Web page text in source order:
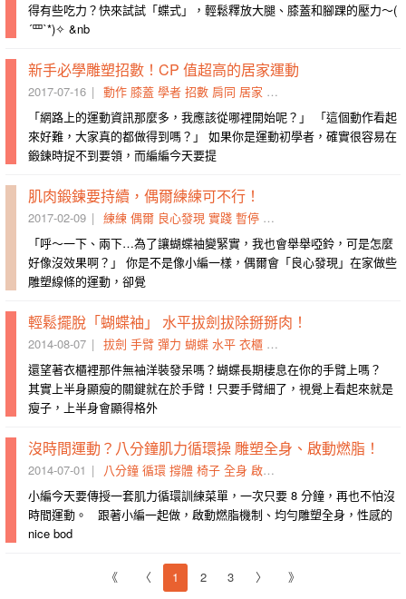
得有些吃力？快來試試「蝶式」，輕鬆釋放大腿、膝蓋和腳踝的壓力～(
´罒`*)✧ &nb
新手必學雕塑招數！CP 值超高的居家運動
2017-07-16 動作 膝蓋 學者 招數 肩同 居家 彈力
「網路上的運動資訊那麼多，我應該從哪裡開始呢？」 「這個動作看起
來好難，大家真的都做得到嗎？」 如果你是運動初學者，確實很容易在
鍛鍊時捉不到要領，而編編今天要提
肌肉鍛鍊要持續，偶爾練練可不行！
2017-02-09 練練 偶爾 良心發現 實踐 暫停 練好
「呼～一下、兩下…為了讓蝴蝶袖變緊實，我也會舉舉啞鈴，可是怎麼
好像沒效果啊？」 你是不是像小編一樣，偶爾會「良心發現」在家做些
雕塑線條的運動，卻覺
輕鬆擺脫「蝴蝶袖」 水平拔劍拔除掰掰肉！
2014-08-07 拔劍 手臂 彈力 蝴蝶 水平 衣櫃 棲息
還望著衣櫃裡那件無袖洋裝發呆嗎？蝴蝶長期棲息在你的手臂上嗎？
其實上半身顯瘦的關鍵就在於手臂！只要手臂細了，視覺上看起來就是
瘦子，上半身會顯得格外
沒時間運動？八分鐘肌力循環操 雕塑全身、啟動燃脂！
2014-07-01 八分鐘 循環 撐體 椅子 全身 啟動
小編今天要傳授一套肌力循環訓練菜單，一次只要 8 分鐘，再也不怕沒
時間運動。 跟著小編一起做，啟動燃脂機制、均勻雕塑全身，性感的
nice bod
《 〈 1 2 3 〉 》